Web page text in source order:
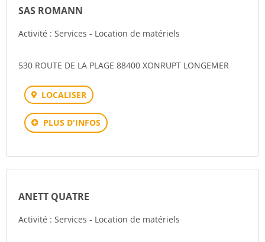
SAS ROMANN
Activité : Services - Location de matériels
530 ROUTE DE LA PLAGE 88400 XONRUPT LONGEMER
LOCALISER
PLUS D'INFOS
ANETT QUATRE
Activité : Services - Location de matériels